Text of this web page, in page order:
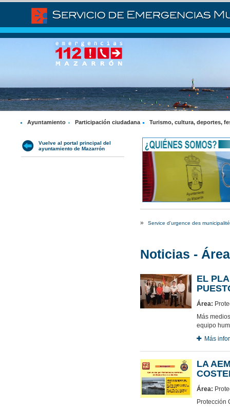
Ayuntamiento Participación ciudadana Turismo, cultura, deportes,
Vuelve al portal principal del
ayuntamiento de Mazarrón
» Service d'urgence des
Noticias -
EL
Área:
Más
equipo
Más
LA
Área:
Protección